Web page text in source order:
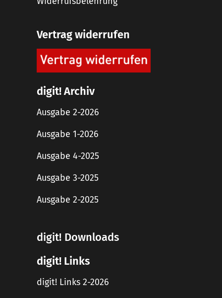
Vertrag widerrufen
digit! Archiv
Ausgabe 2-2026
Ausgabe 1-2026
Ausgabe 4-2025
Ausgabe 3-2025
Ausgabe 2-2025
digit! Downloads
digit! Links
digit! Links 2-2026